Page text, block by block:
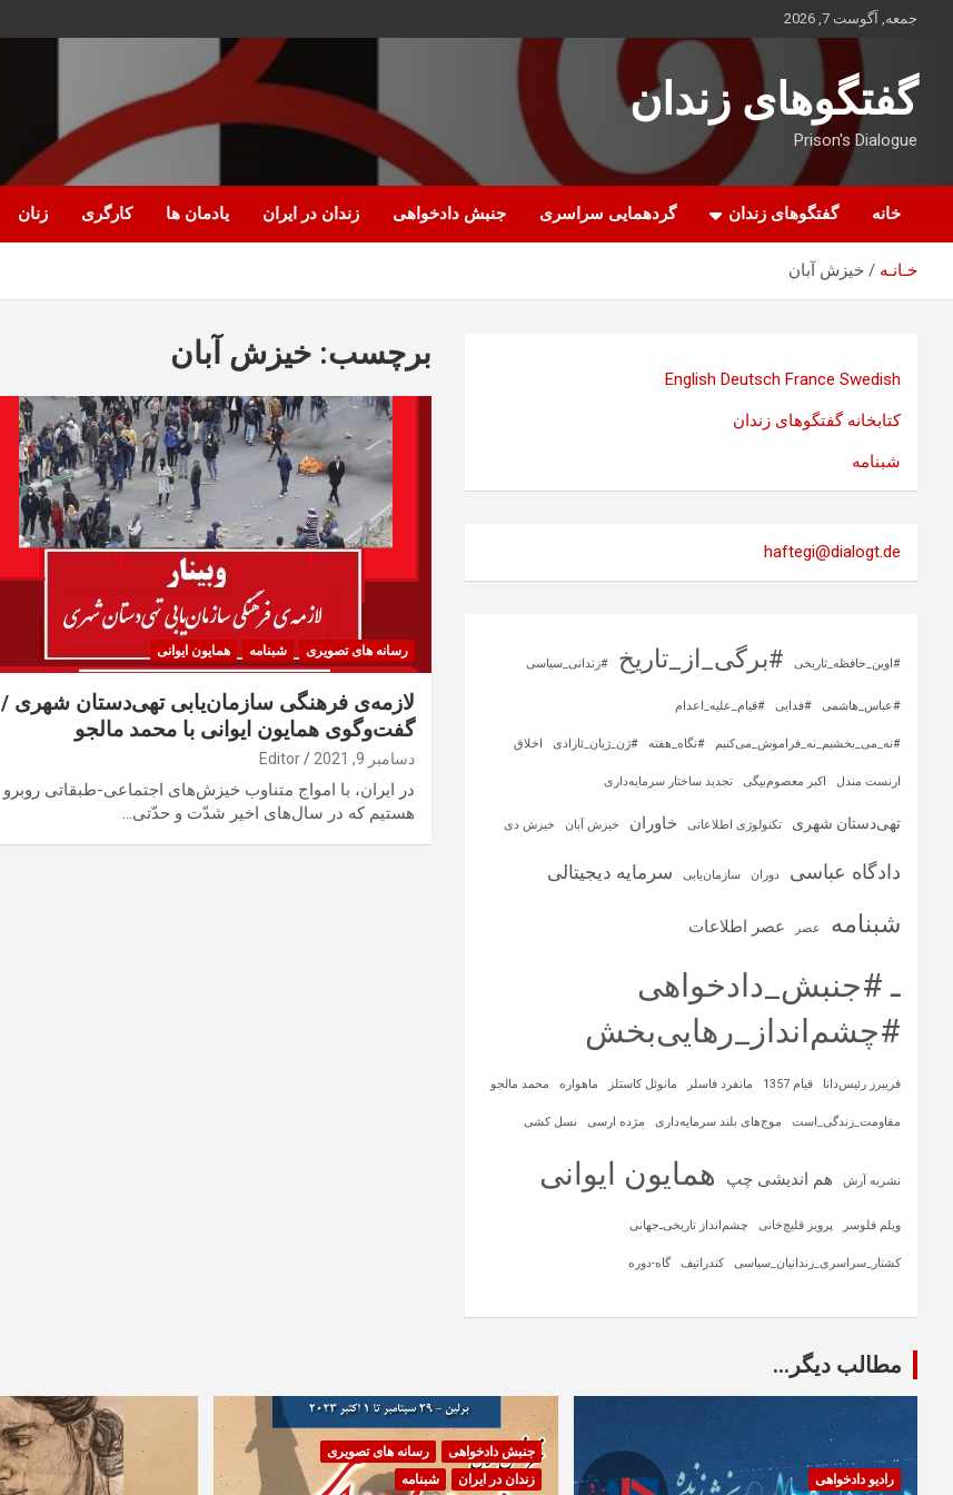
جمعه, آگوست 7, 2026
گفتگوهای زندان
Prison's Dialogue
خانه گفتگوهای زندان گردهمایی سراسری جنبش دادخواهی زندان در ایران یادمان ها کارگری زنان
خـانـه خیزش آبان
برچسب: خیزش آبان
رسانه های تصویری شبنامه همایون ایوانی
لازمه‌ی فرهنگی سازمان‌یابی تهی‌دستان شهری /
گفت‌وگوی همایون ایوانی با محمد مالجو
دسامبر 9, 2021 Editor
در ایران، با امواج متناوب خیزش‌های اجتماعی-طبقاتی روبرو
هستیم که در سال‌های اخیر شدّت و حدّتی…
English Deutsch France Swedish
کتابخانه گفتگوهای زندان
شبنامه
haftegi@dialogt.de
#اوین_حافظه_تاریخی #برگی_از_تاریخ #زندانی_سیاسی
#عباس_هاشمی #فدایی #قیام_علیه_اعدام
#نه_می_بخشیم_نه_فراموش_می‌کنیم #نگاه_هفته #ژن_ژیان_ئازادی اخلاق
ارنست مندل اکبر معصوم‌بیگی تجدید ساختار سرمایه‌داری
تهی‌دستان شهری تکنولوژی اطلاعاتی خاوران خیزش آبان خیزش دی
دادگاه عباسی دوران سازمان‌یابی سرمایه‌ دیجیتالی
شبنامه عصر عصر اطلاعات
ـ #جنبش_دادخواهی
#چشم‌انداز_رهایی‌بخش
فریبرز رئیس‌دانا قیام 1357 مانفرد فاسلر مانوئل کاستلز ماهواره‌ محمد مالجو
مقاومت_زندگی_است موج‌های بلند سرمایه‌داری مژده ارسی نسل کشی
نشریه آرش هم اندیشی چپ همایون ایوانی
ویلم فلوسر پرویز قلیچ‌خانی چشم‌انداز تاریخی‌ـ‌جهانی
کشتار_سراسری_زندانیان_سیاسی کندراتیف گاه-دوره
مطالب دیگر...
رادیو دادخواهی
جنبش دادخواهی
رسانه های تصویری
زندان در ایران
شبنامه